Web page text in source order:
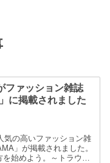
ファッション雑誌
に掲載されました
気の高いファッション雑
」が掲載されました。
始めよう。～トラウデ